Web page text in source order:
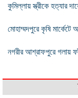
কুমিল্লায় স্ত্রীকে হত্যার
মোহাম্মদপুরে কৃষি
নগরীর আশ্রাফপুরে গলায়